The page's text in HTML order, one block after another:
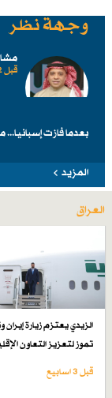
وجهة نظر
قبل 2 اسابیع
بعدما فازت
المزيد
العراق
الزيدي يعتزم زيارة إيران
تموز لتعزيز التعاون
قبل 3 اسابیع